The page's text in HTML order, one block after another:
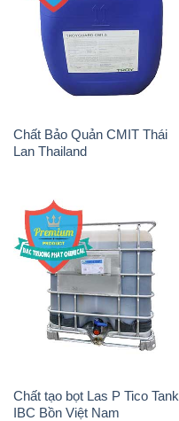
Chất Bảo Quản CMIT Thái
Lan Thailand
Chất tạo bọt Las P Tico Tank
IBC Bồn Việt Nam